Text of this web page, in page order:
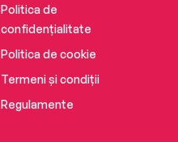
Politica de
confidențialitate
Politica de cookie
Termeni și condiții
Regulamente